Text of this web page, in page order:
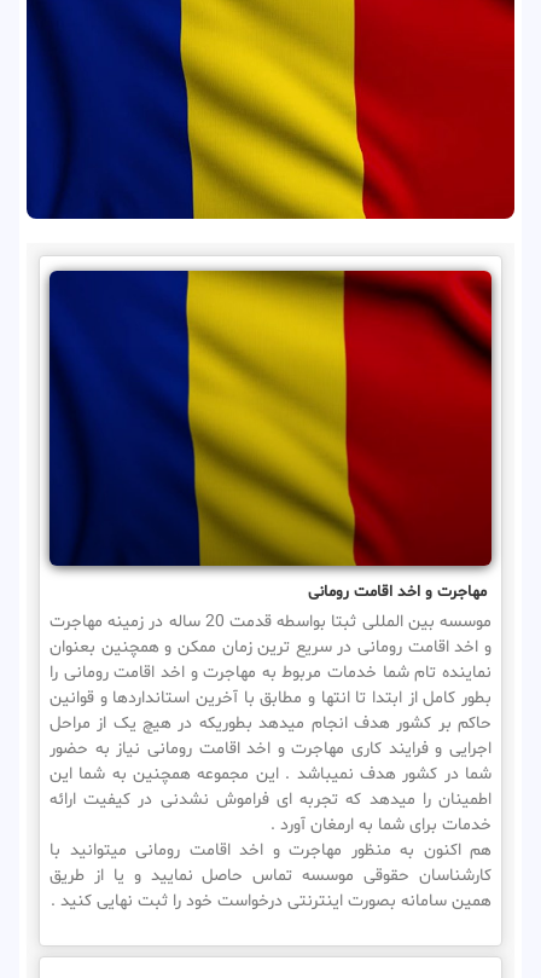
مهاجرت و اخد اقامت رومانی
موسسه بین المللی ثبتا بواسطه قدمت 20 ساله در زمینه مهاجرت
و اخد اقامت رومانی در سریع ترین زمان ممکن و همچنین بعنوان
نماینده تام شما خدمات مربوط به مهاجرت و اخد اقامت رومانی را
بطور کامل از ابتدا تا انتها و مطابق با آخرین استانداردها و قوانین
حاکم بر کشور هدف انجام میدهد بطوریکه در هیچ یک از مراحل
اجرایی و فرایند کاری مهاجرت و اخد اقامت رومانی نیاز به حضور
شما در کشور هدف نمیباشد . این مجموعه همچنین به شما این
اطمینان را میدهد که تجربه ای فراموش نشدنی در کیفیت ارائه
خدمات برای شما به ارمغان آورد .
هم اکنون به منظور مهاجرت و اخد اقامت رومانی میتوانید با
کارشناسان حقوقی موسسه تماس حاصل نمایید و یا از طریق
همین سامانه بصورت اینترنتی درخواست خود را ثبت نهایی کنید .